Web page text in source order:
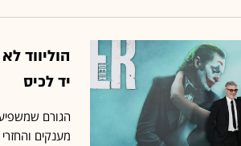
הוליווד
יד לכיס
הגורם
מענקים